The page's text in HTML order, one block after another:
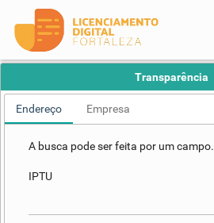
Transparência
Endereço Empresa
A busca pode ser feita por um campo.
IPTU